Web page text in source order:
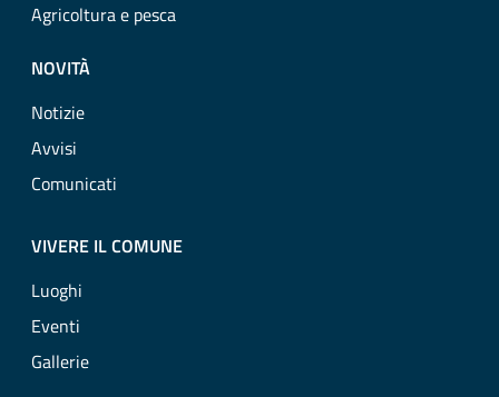
Agricoltura e pesca
NOVITÀ
Notizie
Avvisi
Comunicati
VIVERE IL COMUNE
Luoghi
Eventi
Gallerie